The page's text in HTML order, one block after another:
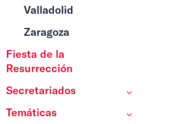
Valladolid
Zaragoza
Fiesta de la
Resurrección
Secretariados
Temáticas